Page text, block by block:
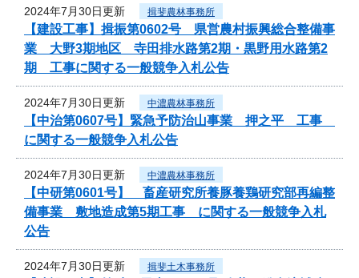
2024年7月30日更新 揖斐農林事務所
【建設工事】揖振第0602号 県営農村振興総合整備事
業 大野3期地区 寺田排水路第2期・黒野用水路第2
期 工事に関する一般競争入札公告
2024年7月30日更新 中濃農林事務所
【中治第0607号】緊急予防治山事業 押之平 工事
に関する一般競争入札公告
2024年7月30日更新 中濃農林事務所
【中研第0601号】 畜産研究所養豚養鶏研究部再編整
備事業 敷地造成第5期工事 に関する一般競争入札
公告
2024年7月30日更新 揖斐土木事務所